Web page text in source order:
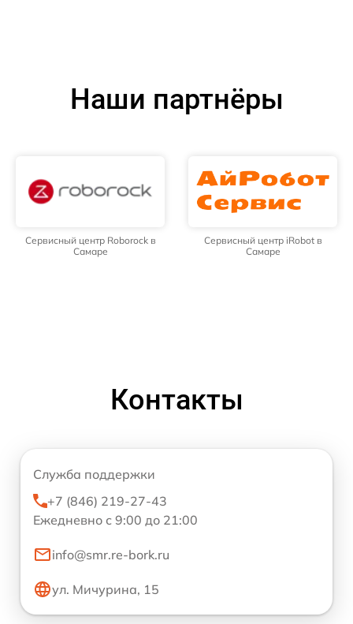
Наши партнёры
Сервисный центр Roborock в
Самаре
Сервисный центр iRobot в
Самаре
Контакты
Служба поддержки
+7 (846) 219-27-43
Ежедневно с 9:00 до 21:00
info@smr.re-bork.ru
ул. Мичурина, 15